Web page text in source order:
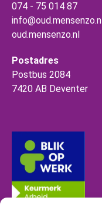
074 - 75 014 87
info@oud.mensenzo.nl
oud.mensenzo.nl
Postadres
Postbus 2084
7420 AB Deventer